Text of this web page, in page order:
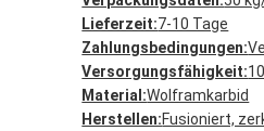
Lieferzeit:7-10 Tage
Zahlungsbedingungen:
Versorgungsfähigkeit:
Material:Wolframkarbid
Herstellen:Fusioniert,